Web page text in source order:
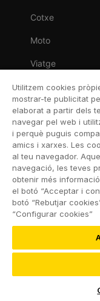
Cotxe
Moto
Viatge
Llar
Vida
Decessos
Dental
Esportiva
Esquí
Utilitzem cookies
mostrar-te publicitat
elaborat a partir dels
navegar pel web i
i perquè puguis
amics i xarxes. Les
al teu navegador.
navegació, les teves
obtenir més informació
el botó “Acceptar i
botó “Rebutjar
“Configurar cookies”